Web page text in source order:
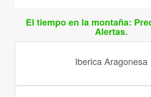
El tiempo en la montaña:
Alertas.
Iberica Aragonesa